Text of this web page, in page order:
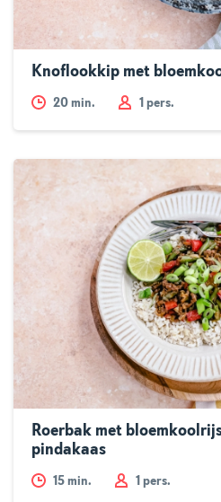
Knoflookkip met
20 min. 1 pers.
Roerbak met
pindakaas
15 min. 1 pers.